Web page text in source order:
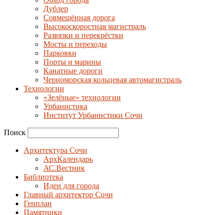
Дублер
Совмещённая дорога
Высокоскоростная магистраль
Развязки и перекрёстки
Мосты и переходы
Парковки
Порты и марины
Канатные дороги
Черноморская кольцевая автомагистраль
Технологии
«Зелёные» технологии
Урбанистика
Институт Урбанистики Сочи
Поиск
Архитектура Сочи
АрхКалендарь
АС.Вестник
Библиотека
Идеи для города
Главный архитектор Сочи
Генплан
Памятники